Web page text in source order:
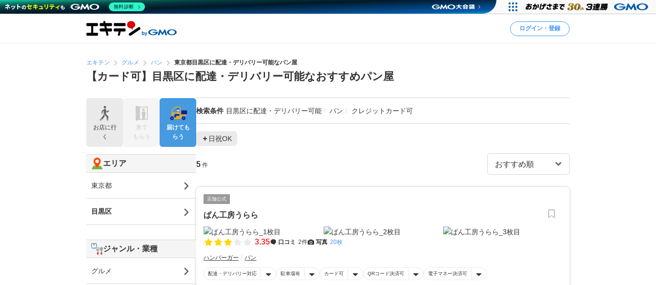
ログイン・登録
エキテン グルメ パン 東京都目黒区に配達・デリバリー可能なパン屋
【カード可】目黒区に配達・デリバリー可能なおすすめパン屋
検索条件 目黒区に配達・デリバリー可能 パン クレジットカード可
日祝OK
5 件
店舗公式
ぱん工房うらら
3.35 口コミ 2件 写真 20枚
ハンバーガー パン
配達・デリバリー対応 駐車場有 カード可 QRコード決済可 電子マネー決済可
お店に行
く
来て
もらう
届けても
らう
エリア
東京都
目黒区
ジャンル・業種
グルメ
無料診断